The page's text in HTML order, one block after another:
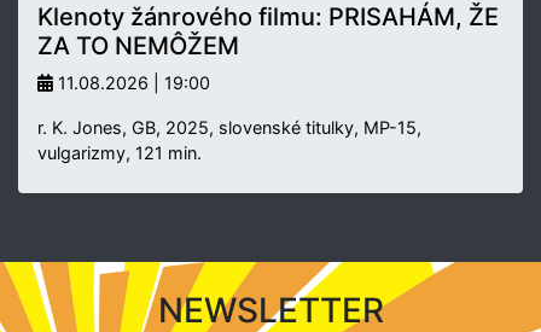
Klenoty žánrového filmu: PRISAHÁM, ŽE
ZA TO NEMÔŽEM
11.08.2026 | 19:00
r. K. Jones, GB, 2025, slovenské titulky, MP-15,
vulgarizmy, 121 min.
NEWSLETTER